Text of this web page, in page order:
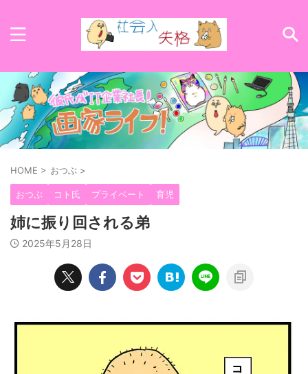
HOME > おつぶ >
おつぶ コト氏 プライベート 育児
姉に振り回される弟
2025年5月28日